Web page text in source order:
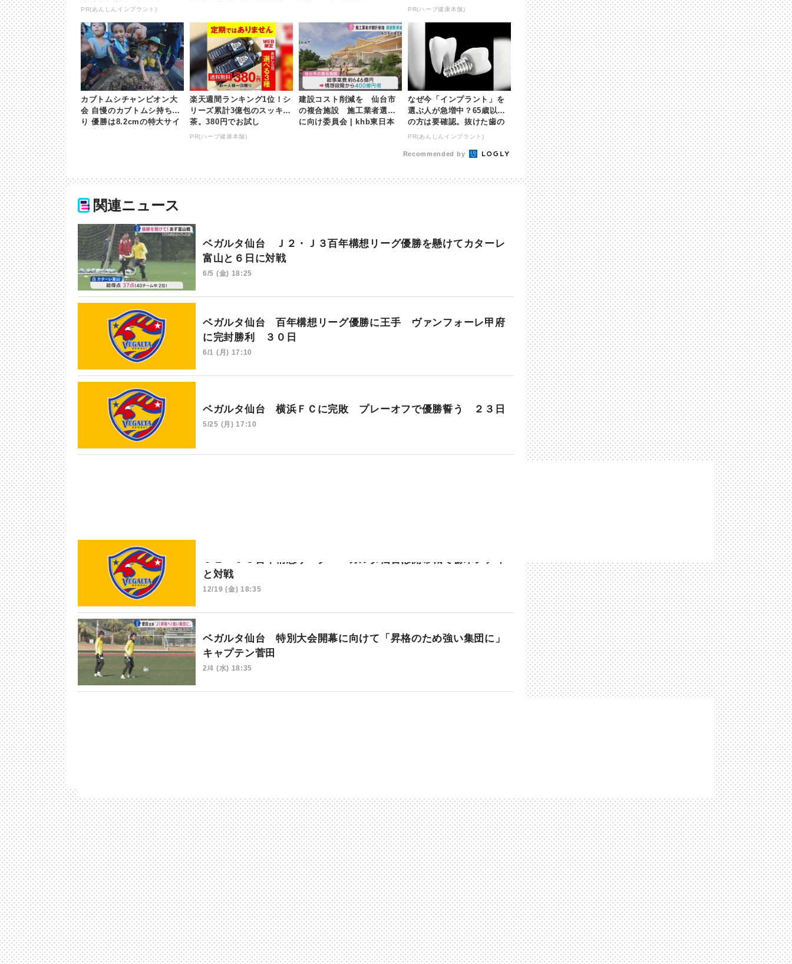
歳以上の方は確認してみて
PR(あんしんインプラント) PR(ハーブ健康本舗)
カブトムシチャンピオン大
会 自慢のカブトムシ持ち寄
り 優勝は8.2cmの特大サイ
楽天週間ランキング1位！シ
リーズ累計3億包のスッキリ
茶。380円でお試し
PR(ハーブ健康本舗)
建設コスト削減を 仙台市
の複合施設 施工業者選定
に向け委員会 | khb東日本
なぜ今「インプラント」を
選ぶ人が急増中？65歳以上
の方は要確認。抜けた歯の
放置は驚きのリスク
PR(あんしんインプラント)
Recommended by
関連ニュース
ベガルタ仙台 Ｊ２・Ｊ３百年構想リーグ優勝を懸けてカターレ
富山と６日に対戦
6/5 (金) 18:25
ベガルタ仙台 百年構想リーグ優勝に王手 ヴァンフォーレ甲府
に完封勝利 ３０日
6/1 (月) 17:10
ベガルタ仙台 横浜ＦＣに完敗 プレーオフで優勝誓う ２３日
5/25 (月) 17:10
Ｊ２・Ｊ３百年構想リーグ ベガルタ仙台は開幕戦で栃木シティ
と対戦
12/19 (金) 18:35
ベガルタ仙台 特別大会開幕に向けて「昇格のため強い集団に」
キャプテン菅田
2/4 (水) 18:35